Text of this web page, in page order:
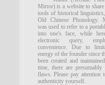
Mirror) is a website to share
tools of historical
Old Chinese Phonology.
was used to refer to a
into one's face, while
electronic query,
convenience. Due to
energy of the founder since
been created and
time, there are presumably
flaws. Please pay attention
authenticity yourself.